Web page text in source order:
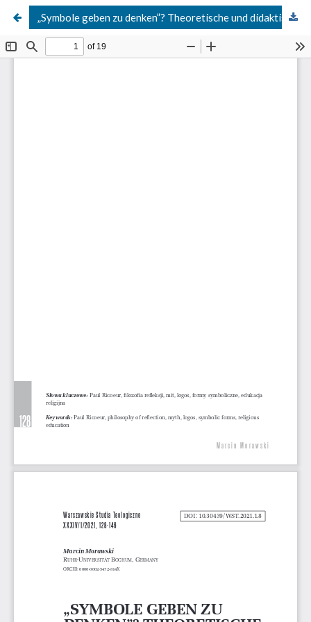
„Symbole geben zu denken”? Theoretische und didaktische Überlegungen zur Reflexionsphilosophie Paul Ricoeurs